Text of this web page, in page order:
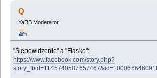
Q
YaBB Moderator
"Ślepowidzenie" a "Fiasko":
https://www.facebook.com/story.php?